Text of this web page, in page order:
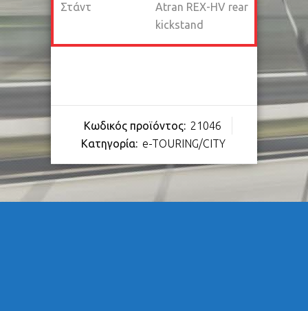
Στάντ
Atran REX-HV rear
kickstand
Κωδικός προϊόντος: 21046
Κατηγορία: e-TOURING/CITY